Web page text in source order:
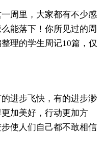
周里，大家都有不少感
能落下！你所见过的周
理的学生周记10篇，仅
进步飞快，有的进步渺
加美好，行动更加方
使人们自己都不敢相信